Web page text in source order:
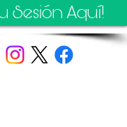
Sesión Aquí!